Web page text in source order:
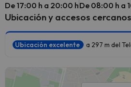
De 17:00 h a 20:00 hDe 08:00 h a
Ubicación y accesos cercanos
Ubicación excelente a 297 m del